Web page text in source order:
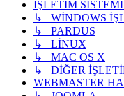
İŞLETİM
↳ WİNDOWS
↳ PARDUS
↳ LİNUX
↳ MAC OS X
↳ DİĞER
WEBMASTER